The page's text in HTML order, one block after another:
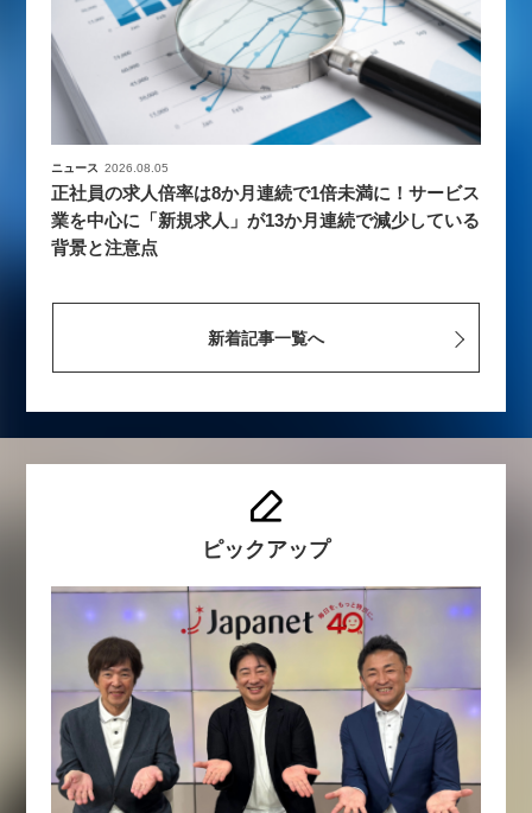
ニュース 2026.08.05
正社員の求人倍率は8か月連続で1倍未満に！サービス
業を中心に「新規求人」が13か月連続で減少している
背景と注意点
新着記事一覧へ
ピックアップ